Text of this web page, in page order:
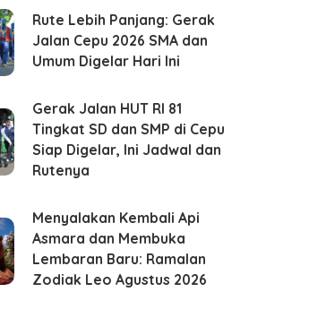
Rute Lebih Panjang: Gerak
Jalan Cepu 2026 SMA dan
Umum Digelar Hari Ini
Gerak Jalan HUT RI 81
Tingkat SD dan SMP di Cepu
Siap Digelar, Ini Jadwal dan
Rutenya
Menyalakan Kembali Api
Asmara dan Membuka
Lembaran Baru: Ramalan
Zodiak Leo Agustus 2026